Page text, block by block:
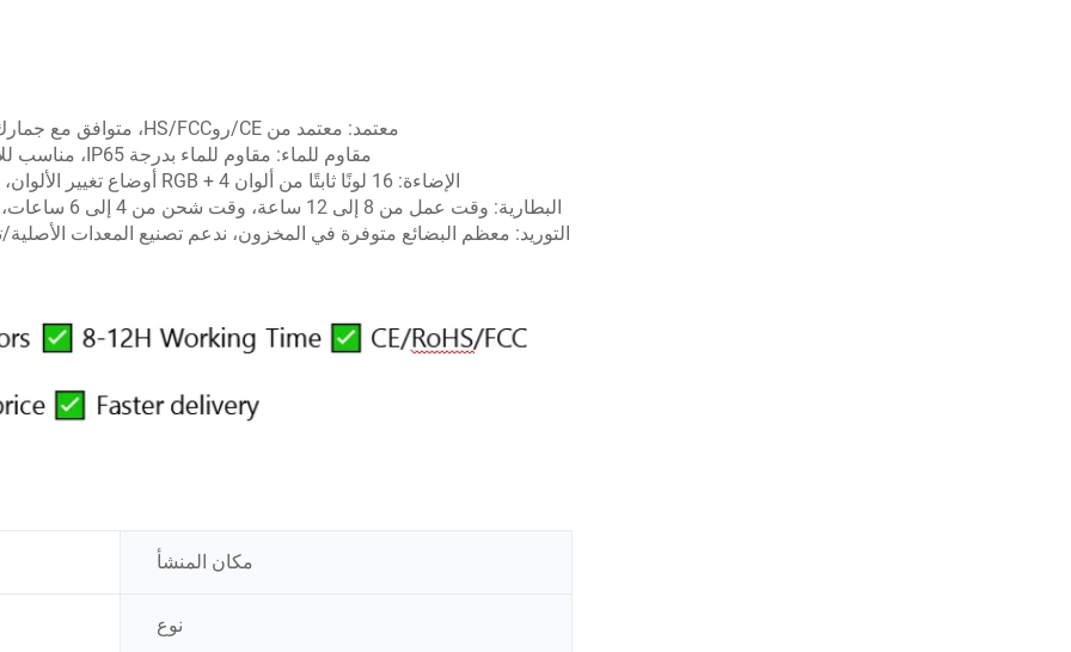
معتمد: معتمد من CE/روHS/FCC، متوافق مع جمارك الاتحاد الأوروبي، لا توجد مشكلات في الإفراج الجمركي؛
مقاوم للماء: مقاوم للماء بدرجة IP65، مناسب للاستخدام الداخلي والخارجي (أيام المطر/حوض السباحة)؛
الإضاءة: 16 لونًا ثابتًا من ألوان RGB + 4 أوضاع تغيير الألوان، السطوع/السرعة قابل للتعديل عبر جهاز التحكم عن بعد؛
البطارية: وقت عمل من 8 إلى 12 ساعة، وقت شحن من 4 إلى 6 ساعات، بطارية مدمجة (5.0 فولت 1000 ملي أمبير في الساعة)؛
التوريد: معظم البضائع متوفرة في المخزون، ندعم تصنيع المعدات
مكان المنشأ
نوع